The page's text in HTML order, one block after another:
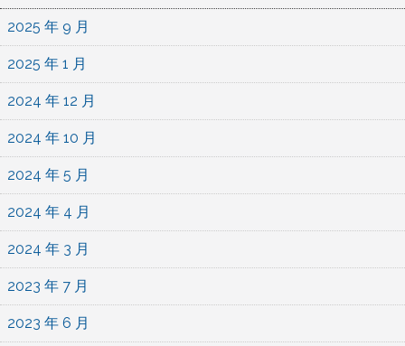
2025 年 9 月
2025 年 1 月
2024 年 12 月
2024 年 10 月
2024 年 5 月
2024 年 4 月
2024 年 3 月
2023 年 7 月
2023 年 6 月